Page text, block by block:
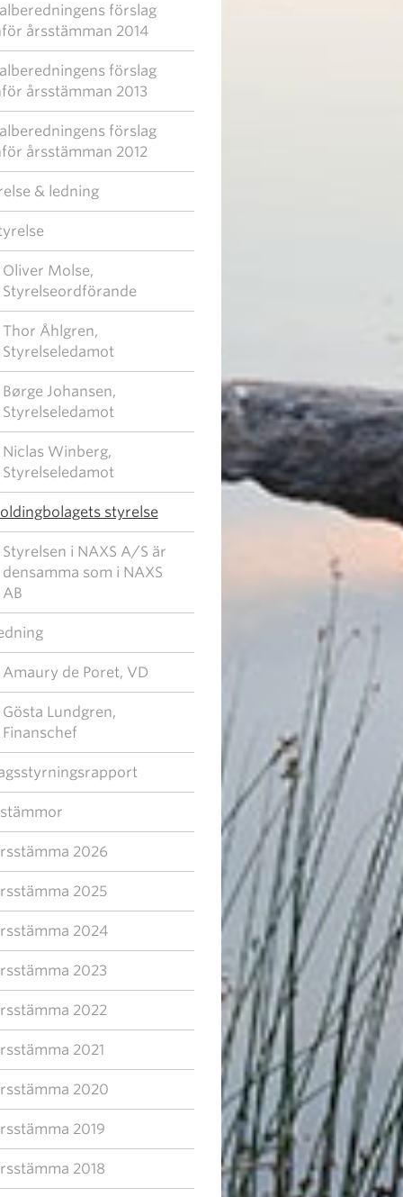
förslag
årsstämman 2014
förslag
årsstämman 2013
förslag
årsstämman 2012
& ledning
Oliver Molse,
Styrelseordförande
Thor Åhlgren,
Styrelseledamot
Børge Johansen,
Styrelseledamot
Niclas Winberg,
Styrelseledamot
styrelse
Styrelsen i NAXS A/S är
densamma som i NAXS
AB
Amaury de Poret, VD
Gösta Lundgren,
Finanschef
2026
2025
2024
2023
2022
2021
2020
2019
2018